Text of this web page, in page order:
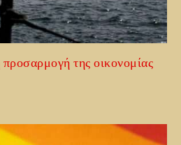
της οικονομίας